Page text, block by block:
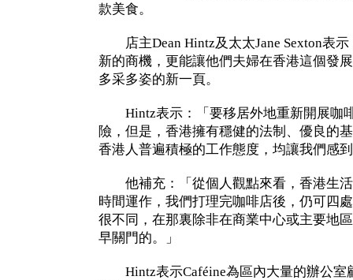
款美食。
店主Dean Hintz及太太Jane Sexton表示
新的商機，更能讓他們夫婦在香港這個發
多采多姿的新一頁。
Hintz表示：「要移居外地重新開展咖
險，但是，香港擁有穩健的法制、優良的
香港人普遍積極的工作態度，均讓我們感
他補充：「從個人觀點來看，香港生活
時間運作，我們打理完咖啡店後，仍可四
很不同，在那裏除非在商業中心或主要地
早關門的。」
Hintz表示Caféine為區內大量的辦公室